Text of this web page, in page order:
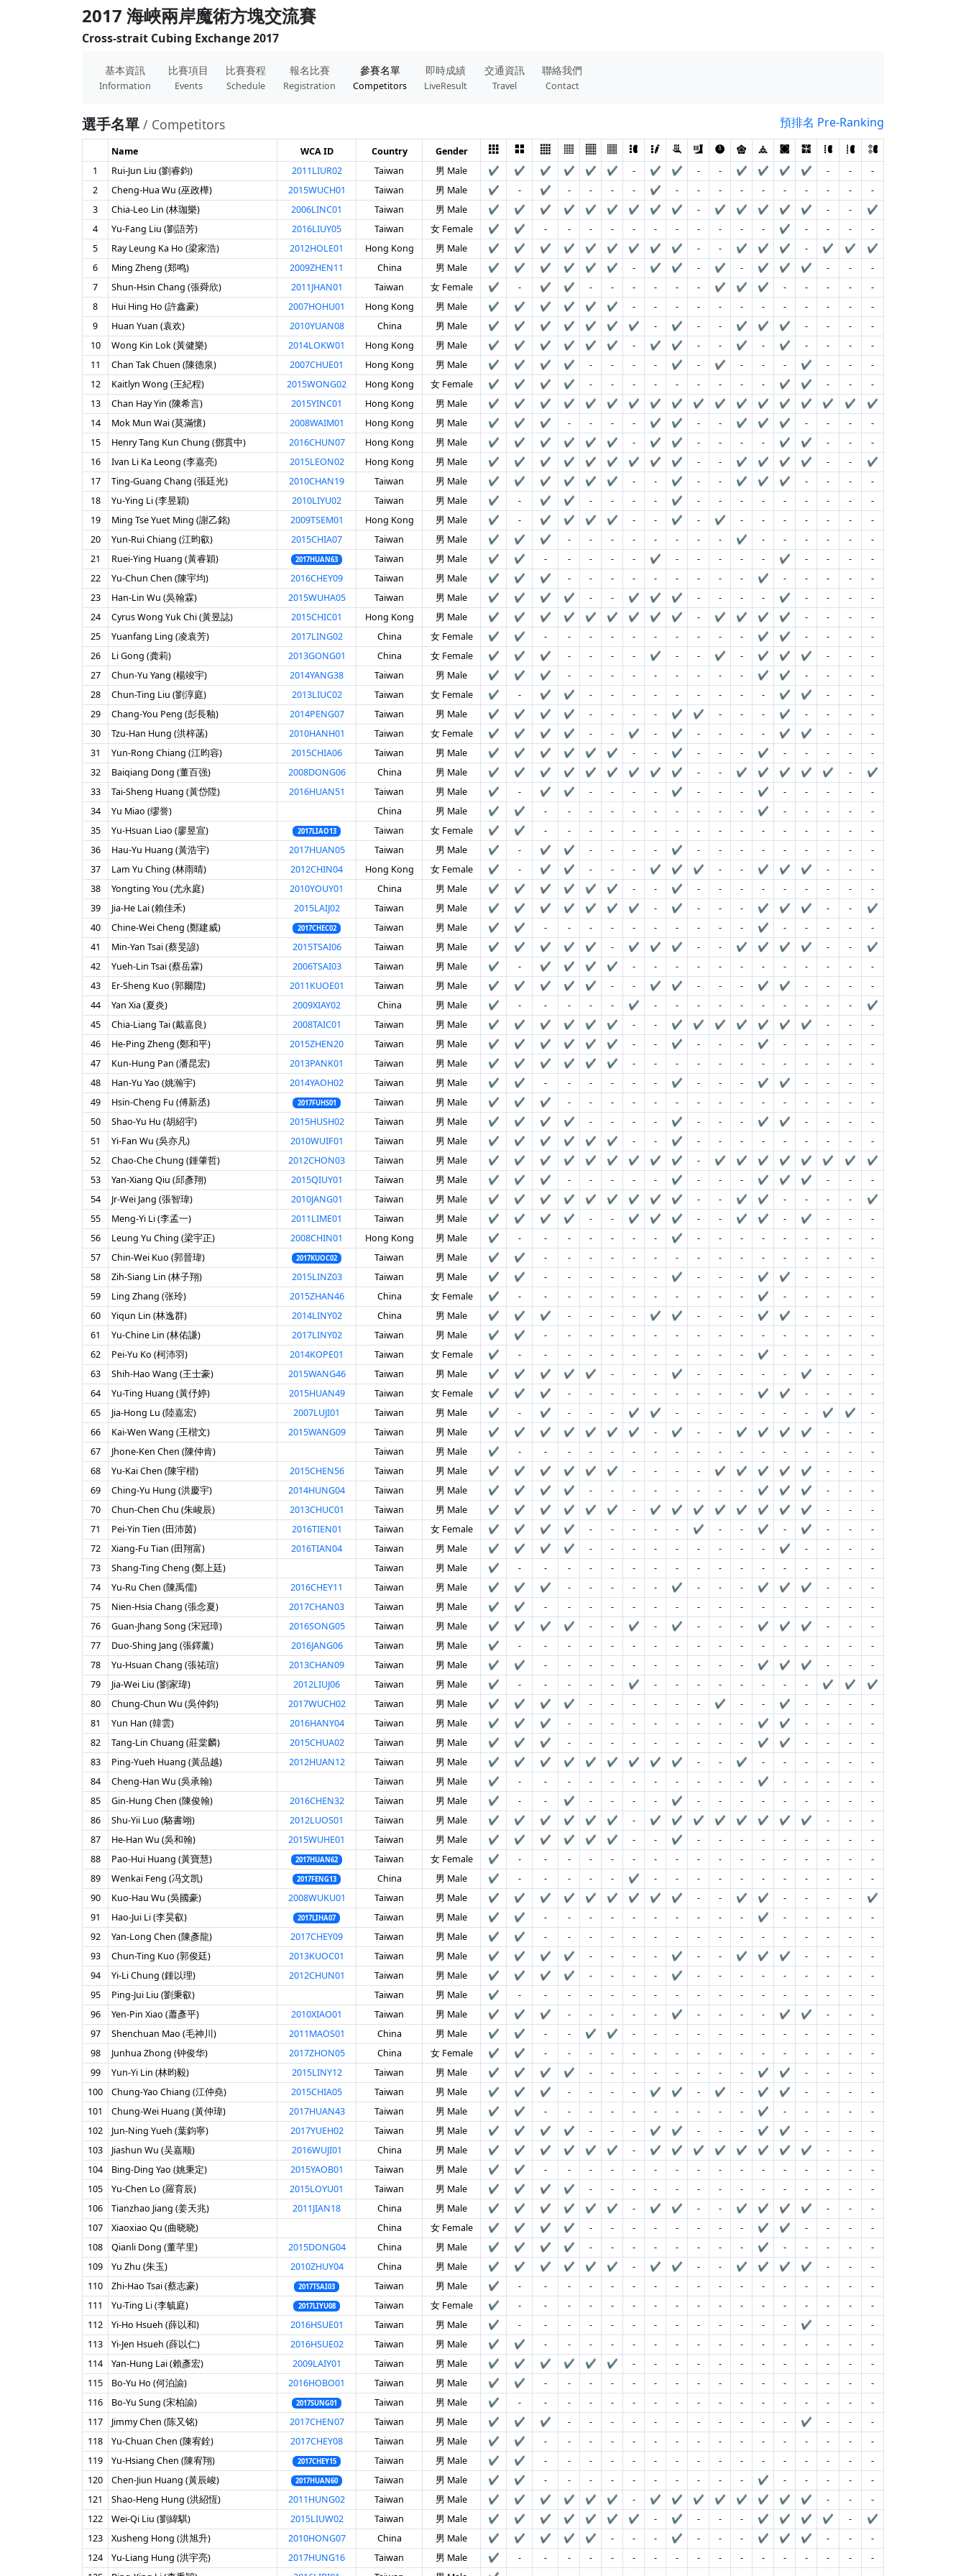
2017 海峽兩岸魔術方塊交流賽
Cross-strait Cubing Exchange 2017
基本資訊
Information
比賽項目
Events
比賽賽程
Schedule
報名比賽
Registration
參賽名單
Competitors
即時成績
LiveResult
交通資訊
Travel
聯絡我們
Contact
選手名單 / Competitors 預排名 Pre-Ranking
Name WCA ID Country
Gender
1
Rui-Jun Liu (劉睿鈞) 2011LIUR02 Taiwan 男 Male ✔ ✔ ✔ ✔ ✔ ✔ - ✔ ✔ - - ✔ ✔ ✔ ✔ - -
-
2
Cheng-Hua Wu (巫政樺) 2015WUCH01 Taiwan 男 Male ✔ - ✔ - - - - ✔ - - - - - - - - -
-
3
Chia-Leo Lin (林珈樂) 2006LINC01 Taiwan 男 Male ✔ ✔ ✔ ✔ ✔ ✔ ✔ ✔ ✔ - ✔ ✔ ✔ ✔ ✔ - -
✔
4
Yu-Fang Liu (劉語芳) 2016LIUY05 Taiwan 女 Female ✔ ✔ - - - - - - - - - - - ✔ - - -
-
5
Ray Leung Ka Ho (梁家浩) 2012HOLE01 Hong Kong 男 Male ✔ ✔ ✔ ✔ ✔ ✔ ✔ ✔ ✔ - - ✔ ✔ ✔ - ✔ ✔
✔
6
Ming Zheng (郑鸣) 2009ZHEN11 China 男 Male ✔ ✔ ✔ ✔ ✔ ✔ - ✔ ✔ - ✔ - ✔ ✔ ✔ - -
-
7
Shun-Hsin Chang (張舜欣) 2011JHAN01 Taiwan 女 Female ✔ - ✔ ✔ - - - - - - ✔ ✔ ✔ - - - -
-
8
Hui Hing Ho (許鑫豪) 2007HOHU01 Hong Kong 男 Male ✔ ✔ ✔ ✔ ✔ ✔ - - - - - - - - - - -
-
9
Huan Yuan (袁欢) 2010YUAN08 China 男 Male ✔ ✔ ✔ ✔ ✔ ✔ ✔ - ✔ - - ✔ ✔ ✔ - - -
-
10
Wong Kin Lok (黃健樂) 2014LOKW01 Hong Kong 男 Male ✔ ✔ ✔ ✔ ✔ ✔ - ✔ ✔ - - ✔ - ✔ - - -
-
11
Chan Tak Chuen (陳德泉) 2007CHUE01 Hong Kong 男 Male ✔ ✔ ✔ ✔ - - - - ✔ - ✔ - - - ✔ - -
-
12
Kaitlyn Wong (王紀程) 2015WONG02 Hong Kong 女 Female ✔ ✔ ✔ ✔ - - - - - - - - - ✔ ✔ - -
-
13
Chan Hay Yin (陳希言) 2015YINC01 Hong Kong 男 Male ✔ ✔ ✔ ✔ ✔ ✔ ✔ ✔ ✔ ✔ ✔ ✔ ✔ ✔ ✔ ✔ ✔
✔
14
Mok Mun Wai (莫滿懷) 2008WAIM01 Hong Kong 男 Male ✔ ✔ ✔ - - - - ✔ ✔ - - ✔ ✔ ✔ - - -
-
15
Henry Tang Kun Chung (鄧貫中) 2016CHUN07 Hong Kong 男 Male ✔ ✔ ✔ ✔ ✔ ✔ - ✔ ✔ - - - - ✔ ✔ - -
-
16
Ivan Li Ka Leong (李嘉亮) 2015LEON02 Hong Kong 男 Male ✔ ✔ ✔ ✔ ✔ ✔ ✔ ✔ ✔ - - ✔ ✔ ✔ ✔ - -
✔
17
Ting-Guang Chang (張廷光) 2010CHAN19 Taiwan 男 Male ✔ ✔ ✔ ✔ ✔ ✔ - - ✔ - - ✔ ✔ ✔ - - -
-
18
Yu-Ying Li (李昱穎) 2010LIYU02 Taiwan 男 Male ✔ - ✔ ✔ - - - - ✔ - - - - - - - -
-
19
Ming Tse Yuet Ming (謝乙銘) 2009TSEM01 Hong Kong 男 Male ✔ - ✔ ✔ ✔ ✔ - - ✔ - ✔ - - - - - -
-
20
Yun-Rui Chiang (江昀叡) 2015CHIA07 Taiwan 男 Male ✔ ✔ ✔ - - - - - - - - ✔ - - - - -
-
21
Ruei-Ying Huang (黃睿穎) 2017HUAN63 Taiwan 男 Male ✔ ✔ - - - - - ✔ - - - - - ✔ - - -
-
22
Yu-Chun Chen (陳宇均) 2016CHEY09 Taiwan 男 Male ✔ ✔ ✔ - - - - - - - - - ✔ - - - -
-
23
Han-Lin Wu (吳翰霖) 2015WUHA05 Taiwan 男 Male ✔ ✔ ✔ ✔ - - ✔ ✔ ✔ - - - - ✔ - - -
-
24
Cyrus Wong Yuk Chi (黃昱誌) 2015CHIC01 Hong Kong 男 Male ✔ ✔ ✔ ✔ ✔ ✔ ✔ ✔ ✔ - ✔ ✔ ✔ ✔ - - -
-
25
Yuanfang Ling (凌袁芳) 2017LING02 China 女 Female ✔ ✔ - - - - - - - - - - ✔ ✔ - - -
-
26
Li Gong (龚莉) 2013GONG01 China 女 Female ✔ ✔ ✔ - - - - ✔ - - ✔ - ✔ ✔ ✔ - -
-
27
Chun-Yu Yang (楊竣宇) 2014YANG38 Taiwan 男 Male ✔ ✔ ✔ - - - - - - - - - ✔ ✔ - - -
-
28
Chun-Ting Liu (劉淳庭) 2013LIUC02 Taiwan 女 Female ✔ - ✔ ✔ - - - - - - - - - ✔ ✔ - -
-
29
Chang-You Peng (彭長釉) 2014PENG07 Taiwan 男 Male ✔ ✔ ✔ ✔ - - - - ✔ ✔ - - - ✔ - - -
-
30
Tzu-Han Hung (洪梓菡) 2010HANH01 Taiwan 女 Female ✔ ✔ ✔ ✔ - - ✔ - ✔ - - - - ✔ ✔ - -
-
31
Yun-Rong Chiang (江昀容) 2015CHIA06 Taiwan 男 Male ✔ ✔ ✔ ✔ ✔ ✔ - - ✔ - - - ✔ - - - -
-
32
Baiqiang Dong (董百强) 2008DONG06 China 男 Male ✔ ✔ ✔ ✔ ✔ ✔ ✔ ✔ ✔ - - ✔ ✔ ✔ ✔ ✔ -
✔
33
Tai-Sheng Huang (黃岱陞) 2016HUAN51 Taiwan 男 Male ✔ - ✔ ✔ - - - - ✔ - - - ✔ - - - -
-
34
Yu Miao (缪誉) China 男 Male ✔ ✔ - - - - - - - - - - ✔ - - - -
-
35
Yu-Hsuan Liao (廖昱宣) 2017LIAO13 Taiwan 女 Female ✔ ✔ - - - - - - - - - - - - - - -
-
36
Hau-Yu Huang (黃浩宇) 2017HUAN05 Taiwan 男 Male ✔ - ✔ ✔ - - - - ✔ - - - - - - - -
-
37
Lam Yu Ching (林雨晴) 2012CHIN04 Hong Kong 女 Female ✔ - ✔ ✔ - - - ✔ ✔ ✔ - - ✔ ✔ ✔ - -
-
38
Yongting You (尤永庭) 2010YOUY01 China 男 Male ✔ ✔ ✔ ✔ ✔ ✔ - - ✔ - - - - - - - -
-
39
Jia-He Lai (賴佳禾) 2015LAIJ02 Taiwan 男 Male ✔ ✔ ✔ ✔ ✔ ✔ ✔ - ✔ - - - ✔ ✔ ✔ - -
✔
40
Chine-Wei Cheng (鄭建威) 2017CHEC02 Taiwan 男 Male ✔ ✔ - - - - - - - - - - ✔ - - - -
-
41
Min-Yan Tsai (蔡旻諺) 2015TSAI06 Taiwan 男 Male ✔ ✔ ✔ ✔ ✔ - ✔ ✔ ✔ - - ✔ ✔ ✔ ✔ - -
✔
42
Yueh-Lin Tsai (蔡岳霖) 2006TSAI03 Taiwan 男 Male ✔ - ✔ ✔ ✔ ✔ - - - - - - - - - - -
-
43
Er-Sheng Kuo (郭爾陞) 2011KUOE01 Taiwan 男 Male ✔ ✔ ✔ ✔ ✔ - - ✔ ✔ - - - ✔ ✔ - - -
-
44
Yan Xia (夏炎) 2009XIAY02 China 男 Male ✔ - - - - - ✔ - - - - - - - - - -
✔
45
Chia-Liang Tai (戴嘉良) 2008TAIC01 Taiwan 男 Male ✔ ✔ ✔ ✔ ✔ ✔ - - ✔ ✔ ✔ ✔ ✔ ✔ ✔ - -
-
46
He-Ping Zheng (鄭和平) 2015ZHEN20 Taiwan 男 Male ✔ ✔ ✔ ✔ ✔ ✔ - - ✔ - - - ✔ - - - -
-
47
Kun-Hung Pan (潘昆宏) 2013PANK01 Taiwan 男 Male ✔ ✔ ✔ ✔ ✔ ✔ - - - - - - - - - - -
-
48
Han-Yu Yao (姚瀚宇) 2014YAOH02 Taiwan 男 Male ✔ ✔ - - - - - - ✔ - - - ✔ ✔ - - -
-
49
Hsin-Cheng Fu (傅新丞) 2017FUHS01 Taiwan 男 Male ✔ ✔ ✔ - - - - - - - - - - - - - -
-
50
Shao-Yu Hu (胡紹宇) 2015HUSH02 Taiwan 男 Male ✔ ✔ ✔ ✔ - - - - ✔ - - - ✔ ✔ - - -
-
51
Yi-Fan Wu (吳亦凡) 2010WUIF01 Taiwan 男 Male ✔ ✔ ✔ ✔ ✔ ✔ - - ✔ - - - - - - - -
-
52
Chao-Che Chung (鍾肇哲) 2012CHON03 Taiwan 男 Male ✔ ✔ ✔ ✔ ✔ ✔ ✔ ✔ ✔ - ✔ ✔ ✔ ✔ ✔ ✔ ✔
✔
53
Yan-Xiang Qiu (邱彥翔) 2015QIUY01 Taiwan 男 Male ✔ ✔ ✔ - - - - - ✔ - - - ✔ ✔ ✔ - -
-
54
Jr-Wei Jang (張智瑋) 2010JANG01 Taiwan 男 Male ✔ ✔ ✔ ✔ ✔ ✔ ✔ ✔ ✔ - - ✔ ✔ - - - -
✔
55
Meng-Yi Li (李孟一) 2011LIME01 Taiwan 男 Male ✔ ✔ ✔ ✔ - - ✔ ✔ ✔ - - ✔ ✔ - ✔ - -
-
56
Leung Yu Ching (梁宇正) 2008CHIN01 Hong Kong 男 Male ✔ - - - - - - - ✔ - - - - - - - -
-
57
Chin-Wei Kuo (郭晉瑋) 2017KUOC02 Taiwan 男 Male ✔ ✔ - - - - - - - - - - - - - - -
-
58
Zih-Siang Lin (林子翔) 2015LINZ03 Taiwan 男 Male ✔ ✔ - - - - - - ✔ - - - ✔ ✔ - - -
-
59
Ling Zhang (张玲) 2015ZHAN46 China 女 Female ✔ - - - - - - - - - - - ✔ - - - -
-
60
Yiqun Lin (林逸群) 2014LINY02 China 男 Male ✔ ✔ ✔ - - - - ✔ ✔ - - - ✔ ✔ - - -
-
61
Yu-Chine Lin (林佑謙) 2017LINY02 Taiwan 男 Male ✔ ✔ - - - - - - - - - - - - - - -
-
62
Pei-Yu Ko (柯沛羽) 2014KOPE01 Taiwan 女 Female ✔ - - - - - - - - - - - ✔ - - - -
-
63
Shih-Hao Wang (王士豪) 2015WANG46 Taiwan 男 Male ✔ ✔ ✔ ✔ ✔ - - - ✔ - - - - - ✔ - -
-
64
Yu-Ting Huang (黃伃婷) 2015HUAN49 Taiwan 女 Female ✔ ✔ ✔ - - - - - - - - - ✔ ✔ - - -
-
65
Jia-Hong Lu (陸嘉宏) 2007LUJI01 Taiwan 男 Male ✔ - ✔ - - - ✔ ✔ - - - - - - - ✔ ✔
-
66
Kai-Wen Wang (王楷文) 2015WANG09 Taiwan 男 Male ✔ ✔ ✔ ✔ ✔ ✔ ✔ - ✔ - - ✔ ✔ ✔ ✔ - -
-
67
Jhone-Ken Chen (陳仲肯) Taiwan 男 Male ✔ - - - - - - - - - - - - - - - -
-
68
Yu-Kai Chen (陳宇楷) 2015CHEN56 Taiwan 男 Male ✔ ✔ ✔ ✔ ✔ ✔ - - - - ✔ ✔ ✔ ✔ ✔ - -
-
69
Ching-Yu Hung (洪慶宇) 2014HUNG04 Taiwan 男 Male ✔ ✔ ✔ ✔ - - - - - - - - ✔ ✔ ✔ - -
-
70
Chun-Chen Chu (朱峻辰) 2013CHUC01 Taiwan 男 Male ✔ ✔ ✔ ✔ ✔ ✔ - ✔ ✔ ✔ ✔ ✔ ✔ ✔ ✔ - -
-
71
Pei-Yin Tien (田沛茵) 2016TIEN01 Taiwan 女 Female ✔ ✔ ✔ ✔ - - - - - ✔ - - ✔ - ✔ - -
-
72
Xiang-Fu Tian (田翔富) 2016TIAN04 Taiwan 男 Male ✔ ✔ ✔ ✔ - - - - - - - - - ✔ - - -
-
73
Shang-Ting Cheng (鄭上廷) Taiwan 男 Male ✔ - - - - - - - - - - - - - - - -
-
74
Yu-Ru Chen (陳禹儒) 2016CHEY11 Taiwan 男 Male ✔ ✔ ✔ - - - - - ✔ - - - ✔ ✔ ✔ - -
-
75
Nien-Hsia Chang (張念夏) 2017CHAN03 Taiwan 男 Male ✔ ✔ - - - - - - - - - - - - - - -
-
76
Guan-Jhang Song (宋冠璋) 2016SONG05 Taiwan 男 Male ✔ ✔ ✔ ✔ - - ✔ - ✔ - - - ✔ ✔ ✔ - -
-
77
Duo-Shing Jang (張鐸薰) 2016JANG06 Taiwan 男 Male ✔ - - - - - - - - - - - - - - - -
-
78
Yu-Hsuan Chang (張祐瑄) 2013CHAN09 Taiwan 男 Male ✔ ✔ - - - - - - - - - - ✔ ✔ ✔ - -
-
79
Jia-Wei Liu (劉家瑋) 2012LIUJ06 Taiwan 男 Male ✔ - - - - - ✔ - - - - - - - - ✔ ✔
✔
80
Chung-Chun Wu (吳仲鈞) 2017WUCH02 Taiwan 男 Male ✔ ✔ ✔ ✔ - - - - - - ✔ - - ✔ - - -
-
81
Yun Han (韓雲) 2016HANY04 Taiwan 男 Male ✔ ✔ ✔ - - - - - - - - - ✔ ✔ - - -
-
82
Tang-Lin Chuang (莊棠麟) 2015CHUA02 Taiwan 男 Male ✔ ✔ ✔ - - - - - - - - - ✔ ✔ - - -
-
83
Ping-Yueh Huang (黃品越) 2012HUAN12 Taiwan 男 Male ✔ ✔ ✔ ✔ ✔ ✔ ✔ ✔ ✔ - - ✔ - - - - -
-
84
Cheng-Han Wu (吳承翰) Taiwan 男 Male ✔ - - - - - - - - - - - ✔ - - - -
-
85
Gin-Hung Chen (陳俊翰) 2016CHEN32 Taiwan 男 Male ✔ - - ✔ - - - - ✔ - - - - - - - -
-
86
Shu-Yii Luo (駱書翊) 2012LUOS01 Taiwan 男 Male ✔ ✔ ✔ ✔ ✔ ✔ - ✔ ✔ ✔ ✔ ✔ ✔ ✔ ✔ - -
-
87
He-Han Wu (吳和翰) 2015WUHE01 Taiwan 男 Male ✔ ✔ ✔ ✔ ✔ ✔ - - ✔ - - - - - - - -
-
88
Pao-Hui Huang (黃寶慧) 2017HUAN62 Taiwan 女 Female ✔ - - - - - - - - - - - - - - - -
-
89
Wenkai Feng (冯文凯) 2017FENG13 China 男 Male ✔ - - - - - ✔ - - - - - - - - - -
-
90
Kuo-Hau Wu (吳國豪) 2008WUKU01 Taiwan 男 Male ✔ ✔ ✔ ✔ ✔ ✔ ✔ ✔ ✔ - - ✔ ✔ - - - -
✔
91
Hao-Jui Li (李昊叡) 2017LIHA07 Taiwan 男 Male ✔ ✔ - - - - - - - - - - ✔ - - - -
-
92
Yan-Long Chen (陳彥龍) 2017CHEY09 Taiwan 男 Male ✔ ✔ - - - - - - - - - - - - - - -
-
93
Chun-Ting Kuo (郭俊廷) 2013KUOC01 Taiwan 男 Male ✔ ✔ ✔ ✔ - - - - ✔ - - ✔ ✔ ✔ - - -
-
94
Yi-Li Chung (鍾以理) 2012CHUN01 Taiwan 男 Male ✔ ✔ ✔ ✔ - - - - ✔ - - - - - - - -
-
95
Ping-Jui Liu (劉秉叡) Taiwan 男 Male ✔ - - - - - - - - - - - - - - - -
-
96
Yen-Pin Xiao (蕭彥平) 2010XIAO01 Taiwan 男 Male ✔ ✔ ✔ - - - - - ✔ - - - - ✔ ✔ - -
-
97
Shenchuan Mao (毛神川) 2011MAOS01 China 男 Male ✔ ✔ - - ✔ ✔ - - - - - - - - - - -
-
98
Junhua Zhong (钟俊华) 2017ZHON05 China 女 Female ✔ ✔ - - - - - - - - - - - - - - -
-
99
Yun-Yi Lin (林昀毅) 2015LINY12 Taiwan 男 Male ✔ ✔ ✔ ✔ - - - - - - - - ✔ ✔ - - -
-
100
Chung-Yao Chiang (江仲堯) 2015CHIA05 Taiwan 男 Male ✔ ✔ ✔ - - - - ✔ ✔ - ✔ - ✔ ✔ - - -
-
101
Chung-Wei Huang (黃仲瑋) 2017HUAN43 Taiwan 男 Male ✔ ✔ - - - - - - - - - - ✔ - - - -
-
102
Jun-Ning Yueh (葉鈞寧) 2017YUEH02 Taiwan 男 Male ✔ ✔ ✔ ✔ - - - ✔ ✔ - - - ✔ ✔ - - -
-
103
Jiashun Wu (吴嘉顺) 2016WUJI01 China 男 Male ✔ ✔ ✔ ✔ ✔ ✔ - ✔ ✔ ✔ ✔ ✔ ✔ ✔ ✔ - -
-
104
Bing-Ding Yao (姚秉定) 2015YAOB01 Taiwan 男 Male ✔ ✔ - - - - - - - - - - - - - - -
-
105
Yu-Chen Lo (羅育辰) 2015LOYU01 Taiwan 男 Male ✔ ✔ ✔ ✔ - - - - - - - - - - - - -
-
106
Tianzhao Jiang (姜天兆) 2011JIAN18 China 男 Male ✔ ✔ ✔ ✔ ✔ ✔ - ✔ ✔ - - ✔ ✔ ✔ ✔ - -
-
107
Xiaoxiao Qu (曲晓晓) China 女 Female ✔ ✔ ✔ ✔ - - - - - - - - ✔ ✔ - - -
-
108
Qianli Dong (董芊里) 2015DONG04 China 男 Male ✔ ✔ ✔ ✔ - - - - - - - - ✔ - - - -
-
109
Yu Zhu (朱玉) 2010ZHUY04 China 男 Male ✔ ✔ ✔ ✔ ✔ ✔ - ✔ ✔ - - ✔ ✔ ✔ ✔ - -
-
110
Zhi-Hao Tsai (蔡志豪) 2017TSAI03 Taiwan 男 Male ✔ - - - - - - - - - - - - - - - -
-
111
Yu-Ting Li (李毓庭) 2017LIYU08 Taiwan 女 Female ✔ - - - - - - - - - - - - - - - -
-
112
Yi-Ho Hsueh (薛以和) 2016HSUE01 Taiwan 男 Male ✔ - - - - - - - - - - - - - ✔ - -
-
113
Yi-Jen Hsueh (薛以仁) 2016HSUE02 Taiwan 男 Male ✔ ✔ - - - - - - - - - - - - - - -
-
114
Yan-Hung Lai (賴彥宏) 2009LAIY01 Taiwan 男 Male ✔ ✔ ✔ ✔ ✔ ✔ - - - - - - - - - - -
-
115
Bo-Yu Ho (何泊諭) 2016HOBO01 Taiwan 男 Male ✔ ✔ - - - - - - - - - - - - - - -
-
116
Bo-Yu Sung (宋柏諭) 2017SUNG01 Taiwan 男 Male ✔ - - - - - - - - - - - - - - - -
-
117
Jimmy Chen (陈又铭) 2017CHEN07 Taiwan 男 Male ✔ ✔ ✔ - - - - - - - - - - - ✔ - -
-
118
Yu-Chuan Chen (陳宥銓) 2017CHEY08 Taiwan 男 Male ✔ ✔ - - - - - - - - - - - - - - -
-
119
Yu-Hsiang Chen (陳宥翔) 2017CHEY15 Taiwan 男 Male ✔ ✔ - - - - - - - - - - - - - - -
-
120
Chen-Jiun Huang (黃辰峻) 2017HUAN60 Taiwan 男 Male ✔ ✔ - - - - - - - - - - ✔ - - - -
-
121
Shao-Heng Hung (洪紹恆) 2011HUNG02 Taiwan 男 Male ✔ ✔ ✔ ✔ ✔ ✔ - ✔ ✔ ✔ ✔ ✔ ✔ ✔ ✔ - -
-
122
Wei-Qi Liu (劉緯騏) 2015LIUW02 Taiwan 男 Male ✔ ✔ ✔ ✔ ✔ ✔ ✔ - ✔ - - - ✔ ✔ ✔ ✔ -
✔
123
Xusheng Hong (洪旭升) 2010HONG07 China 男 Male ✔ ✔ ✔ ✔ ✔ - - - ✔ - - - ✔ ✔ ✔ - -
-
124
Yu-Liang Hung (洪宇亮) 2017HUNG16 Taiwan 男 Male ✔ - - - - - - - - - - - - - - - -
-